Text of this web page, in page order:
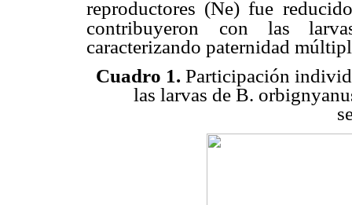
reproductores (Ne) fue reducido
contribuyeron
con las
caracterizando paternidad
Cuadro 1. Participación
las larvas de B.